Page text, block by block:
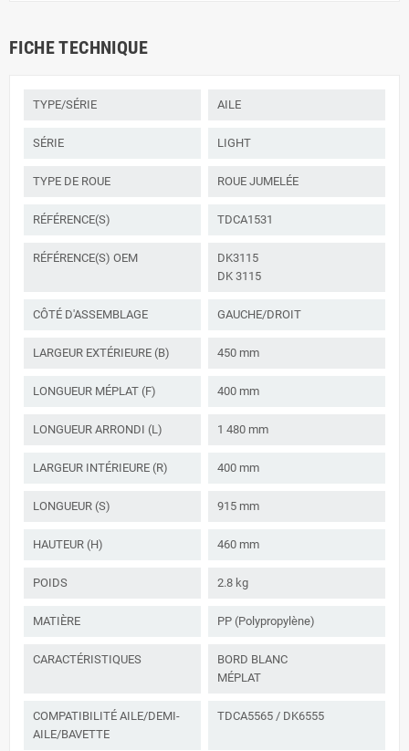
FICHE TECHNIQUE
TYPE/SÉRIE AILE
SÉRIE LIGHT
TYPE DE ROUE ROUE JUMELÉE
RÉFÉRENCE(S) TDCA1531
RÉFÉRENCE(S) OEM
DK3115
DK 3115
CÔTÉ D'ASSEMBLAGE GAUCHE/DROIT
LARGEUR EXTÉRIEURE (B) 450 mm
LONGUEUR MÉPLAT (F) 400 mm
LONGUEUR ARRONDI (L) 1 480 mm
LARGEUR INTÉRIEURE (R) 400 mm
LONGUEUR (S) 915 mm
HAUTEUR (H) 460 mm
POIDS 2.8 kg
MATIÈRE PP (Polypropylène)
CARACTÉRISTIQUES
BORD BLANC
MÉPLAT
COMPATIBILITÉ AILE/DEMI-
AILE/BAVETTE
TDCA5565 / DK6555